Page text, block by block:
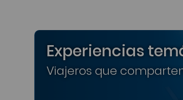
Experiencias
Viajeros que